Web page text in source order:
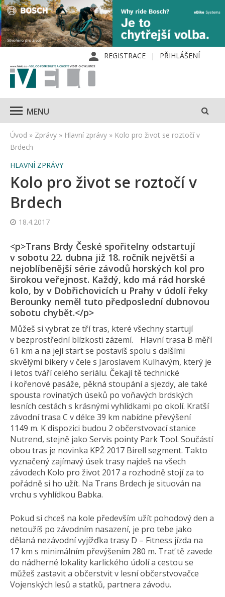
REGISTRACE PŘIHLÁŠENÍ
MENU
Úvod » Zprávy » Hlavní zprávy » Kolo pro život se roztočí v
Brdech
HLAVNÍ ZPRÁVY
Kolo pro život se roztočí v
Brdech
18.4.2017
<p>Trans Brdy České spořitelny odstartují
v sobotu 22. dubna již 18. ročník největší a
nejoblíbenější série závodů horských kol pro
širokou veřejnost. Každý, kdo má rád horské
kolo, by v Dobřichovicích u Prahy v údolí řeky
Berounky neměl tuto předposlední dubnovou
sobotu chybět.</p>
Můžeš si vybrat ze tří tras, které všechny startují
v bezprostřední blízkosti zázemí. Hlavní trasa B měří
61 km a na její start se postavíš spolu s dalšími
skvělými bikery v čele s Jaroslavem Kulhavým, který je
i letos tváří celého seriálu. Čekají tě technické
i kořenové pasáže, pěkná stoupání a sjezdy, ale také
spousta rovinatých úseků po voňavých brdských
lesních cestách s krásnými vyhlídkami po okolí. Kratší
závodní trasa C v délce 39 km nabídne převýšení
1149 m. K dispozici budou 2 občerstvovací stanice
Nutrend, stejně jako Servis pointy Park Tool. Součástí
obou tras je novinka KPŽ 2017 Birell segment. Takto
vyznačený zajímavý úsek trasy najdeš na všech
závodech Kolo pro život 2017 a rozhodně stojí za to
pořádně si ho užít. Na Trans Brdech je situován na
vrchu s vyhlídkou Babka.
Pokud si chceš na kole především užít pohodový den a
netoužíš po závodním nasazení, je pro tebe jako
dělaná nezávodní vyjížďka trasy D – Fitness jízda na
17 km s minimálním převýšením 280 m. Trať tě zavede
do nádherné lokality karlického údolí a cestou se
můžeš zastavit a občerstvit v lesní občerstvovačce
Vojenských lesů a statků, partnera závodu.